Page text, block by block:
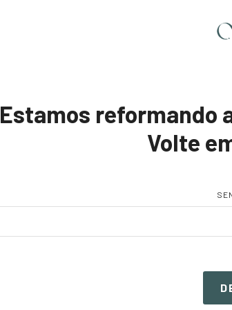
Estamos reformando
Volte